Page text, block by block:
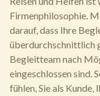
Firmenphilosophie.
darauf, dass Ihre
überdurchschnittlich
Begleitteam nach
eingeschlossen sind.
fühlen, Sie als